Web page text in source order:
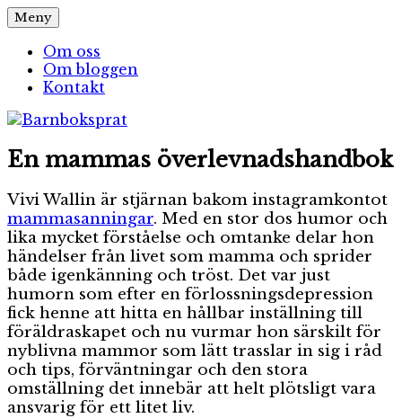
Hoppa
till
innehåll
Barnboksprat
– en blogg om barnböcker
Meny
Om oss
Om bloggen
Kontakt
En mammas överlevnadshandbok
Vivi Wallin är stjärnan bakom instagramkontot
mammasanningar. Med en stor dos humor och
lika mycket förståelse och omtanke delar hon
händelser från livet som mamma och sprider
både igenkänning och tröst. Det var just
humorn som efter en förlossningsdepression
fick henne att hitta en hållbar inställning till
föräldraskapet och nu vurmar hon särskilt för
nyblivna mammor som lätt trasslar in sig i råd
och tips, förväntningar och den stora
omställning det innebär att helt plötsligt vara
ansvarig för ett litet liv.